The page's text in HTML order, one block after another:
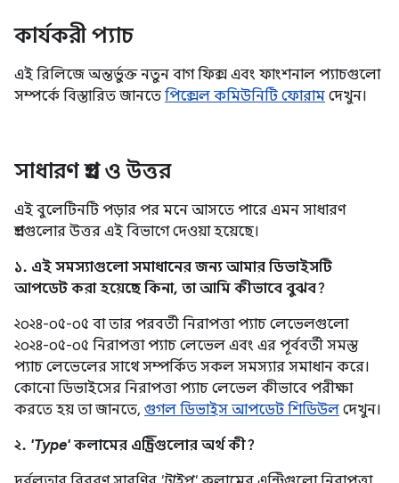
কার্যকরী প্যাচ
এই রিলিজে অন্তর্ভুক্ত নতুন বাগ ফিক্স এবং ফাংশনাল প্যাচগুলো
সম্পর্কে বিস্তারিত জানতে পিক্সেল কমিউনিটি ফোরাম দেখুন।
সাধারণ প্রশ্ন ও উত্তর
এই বুলেটিনটি পড়ার পর মনে আসতে পারে এমন সাধারণ
প্রশ্নগুলোর উত্তর এই বিভাগে দেওয়া হয়েছে।
১. এই সমস্যাগুলো সমাধানের জন্য আমার ডিভাইসটি
আপডেট করা হয়েছে কিনা, তা আমি কীভাবে বুঝব?
২০২৪-০৫-০৫ বা তার পরবর্তী নিরাপত্তা প্যাচ লেভেলগুলো
২০২৪-০৫-০৫ নিরাপত্তা প্যাচ লেভেল এবং এর পূর্ববর্তী সমস্ত
প্যাচ লেভেলের সাথে সম্পর্কিত সকল সমস্যার সমাধান করে।
কোনো ডিভাইসের নিরাপত্তা প্যাচ লেভেল কীভাবে পরীক্ষা
করতে হয় তা জানতে, গুগল ডিভাইস আপডেট শিডিউল দেখুন।
২. 'Type' কলামের এন্ট্রিগুলোর অর্থ কী?